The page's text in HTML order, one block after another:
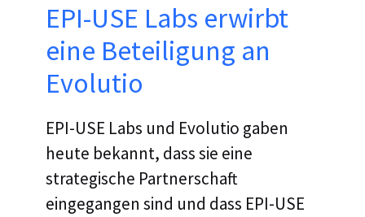
EPI-USE Labs erwirbt
eine Beteiligung an
Evolutio
EPI-USE Labs und Evolutio gaben
heute bekannt, dass sie eine
strategische Partnerschaft
eingegangen sind und dass EPI-USE